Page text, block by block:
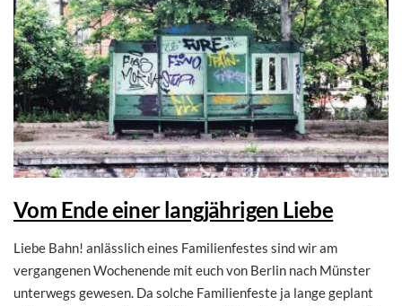
Vom Ende einer langjährigen Liebe
Liebe Bahn! anlässlich eines Familienfestes sind wir am
vergangenen Wochenende mit euch von Berlin nach Münster
unterwegs gewesen. Da solche Familienfeste ja lange geplant